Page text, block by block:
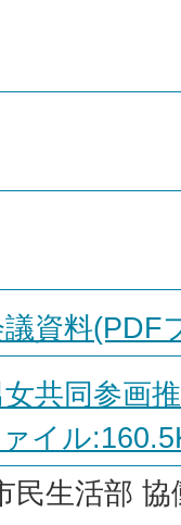
資料(PDF
共同参画
イル
民生活部